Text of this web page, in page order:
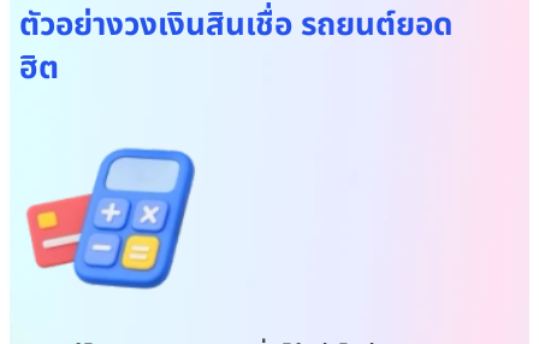
ตัวอย่างวงเงินสินเชื่อ รถยนต์ยอด
ฮิต